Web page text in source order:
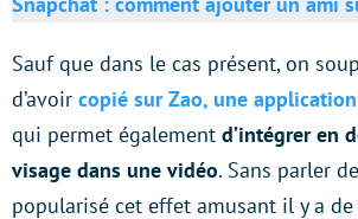
Sauf que dans le cas présent, on
d’avoir copié sur Zao, une
qui permet également d’intégrer en
visage dans une vidéo. Sans parler
popularisé cet effet amusant il y a